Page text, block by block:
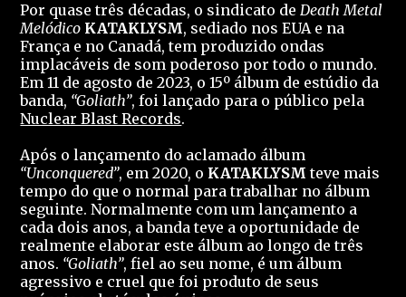
Por quase três décadas, o sindicato deDeath Metal
Melódico KATAKLYSM, sediado nos EUA e na
França e no Canadá, tem produzido ondas
implacáveis ​​de som poderoso por todo o mundo.
Em 11 de agosto de 2023, o 15º álbum de estúdio da
banda, “Goliath”, foi lançado para o público pela
Nuclear Blast Records.
Após o lançamento do aclamado álbum
“Unconquered”, em 2020, o KATAKLYSM teve mais
tempo do que o normal para trabalhar no álbum
seguinte. Normalmente com um lançamento a
cada dois anos, a banda teve a oportunidade de
realmente elaborar este álbum ao longo de três
anos. “Goliath”, fiel ao seu nome, é um álbum
agressivo e cruel que foi produto de seus